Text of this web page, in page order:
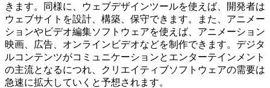
きます。同様に、ウェブデザインツールを使えば、開発者は
ウェブサイトを設計、構築、保守できます。また、アニメー
ションやビデオ編集ソフトウェアを使えば、アニメーション
映画、広告、オンラインビデオなどを制作できます。デジタ
ルコンテンツがコミュニケーションとエンターテインメント
の主流となるにつれ、クリエイティブソフトウェアの需要は
急速に拡大していくと予想されます。